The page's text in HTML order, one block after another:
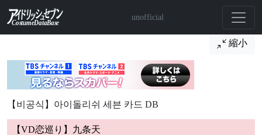
unofficial
縮小
【비공식】아이돌리쉬 세븐 카드 DB
【VD恋巡り】九条天